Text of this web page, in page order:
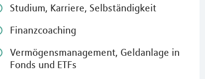
Themen wie Versicherungen,
Immobilien, Rente [...] geht-er
Müller zu reden, er erklärt
Studium, Karriere, Selbständigkeit
Finanzcoaching
Vermögensmanagement, Geldanlage in
Fonds und ETFs